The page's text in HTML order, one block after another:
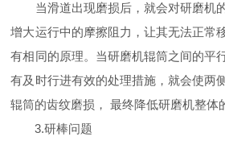
当滑道出现磨损后，就会对研磨机的
增大运行中的摩擦阻力，让其无法正常
有相同的原理。当研磨机辊筒之间的平
有及时行进有效的处理措施，就会使两
辊筒的齿纹磨损， 最终降低研磨机整体
3.研棒问题